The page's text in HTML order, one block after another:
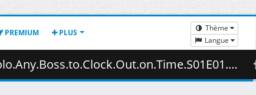
PREMIUM PLUS
Thème
Langue
DL.AAC2.0.H.264-VARYG.mkv.003 ( 465.58 MB )